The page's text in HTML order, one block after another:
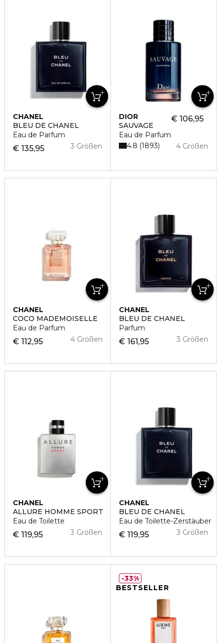
CHANEL
BLEU DE CHANEL
Eau de Parfum
€ 135,95 3 Größen
DIOR
SAUVAGE
Eau de Parfum
€ 106,95
4 Größen
4.8 1893
CHANEL
COCO MADEMOISELLE
Eau de Parfum
€ 112,95 4 Größen
CHANEL
BLEU DE CHANEL
Parfum
€ 161,95 3 Größen
CHANEL
ALLURE HOMME SPORT
Eau de Toilette
€ 119,95 3 Größen
CHANEL
BLEU DE CHANEL
Eau de Toilette-Zerstäuber
€ 119,95 3 Größen
BESTSELLER
33%